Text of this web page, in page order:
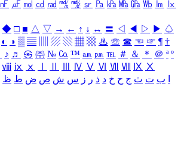
㎋ ㎌ ㏖ ㏅ ㎭ ㎮ ㎯ ㏛ ㎩ ㎪ ㎫ ㎬ ㏝ ㏐
㏓
◆ □ ■ △ ▽ → ← ↑ ↓ ↔ 〓 ◁ ◀ ▷ ▶ ♤
◐ ◑ ▒ ▤ ▨ ▧ ▦ ▩ ♨ ☏ ☎ ☜ ☞ ¶ †
♪ ♬ ㉿ ㈜ № ㏇ ™ ㏂ ㏘ ℡ ＃ ＆ ＊ ＠ ª º
ⅷ ⅸ ⅹ Ⅳ Ⅴ Ⅵ Ⅶ Ⅷ Ⅸ Ⅹ
ب ت ث ج ح خ د ذ ر ز س ش ص ض ط ظ